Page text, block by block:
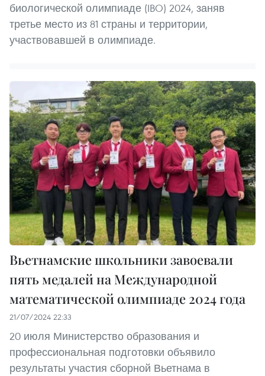
биологической олимпиаде (IBO) 2024, заняв
третье место из 81 страны и территории,
участвовавшей в олимпиаде.
Вьетнамские школьники завоевали
пять медалей на Международной
математической олимпиаде 2024 года
21/07/2024 22:33
20 июля Министерство образования и
профессиональная подготовки объявило
результаты участия сборной Вьетнама в